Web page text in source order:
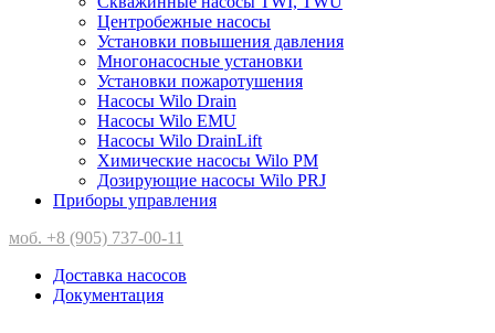
Центробежные насосы
Установки повышения давления
Многонасосные установки
Установки пожаротушения
Насосы Wilo Drain
Насосы Wilo EMU
Насосы Wilo DrainLift
Химические насосы Wilo PM
Дозирующие насосы Wilo PRJ
Приборы управления
моб. +8 (905) 737-00-11
Доставка насосов
Документация